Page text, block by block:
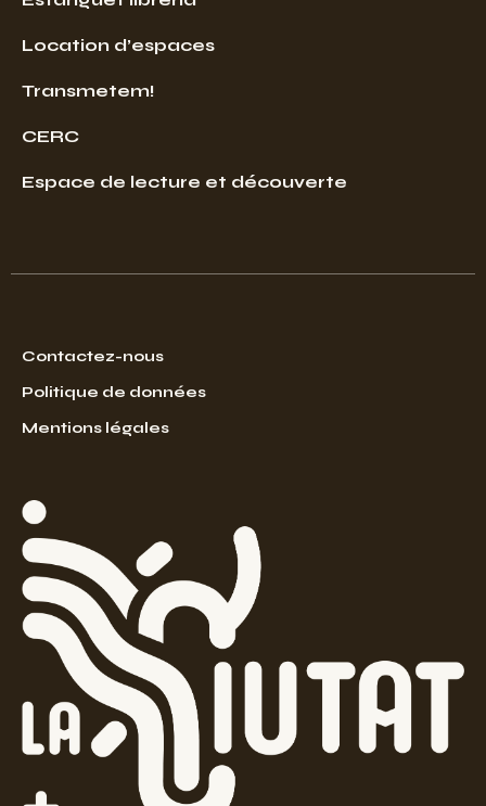
Location d’espaces
Transmetem!
CERC
Espace de lecture et découverte
Contactez-nous
Politique de données
Mentions légales